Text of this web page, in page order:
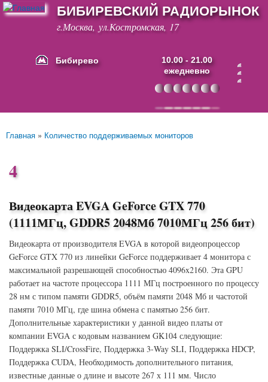
Перейти к
основному
содержанию
БИБИРЕВСКИЙ РАДИОРЫНОК
г.Москва, ул.Костромская, 17
Бибирево
10.00 - 21.00
ежедневно
Основные ссылки
Вы здесь
Главная » Количество поддерживаемых мониторов
4
Видеокарта EVGA GeForce GTX 770
(1111МГц, GDDR5 2048Мб 7010МГц 256 бит)
Видеокарта от производителя EVGA в которой видеопроцессор
GeForce GTX 770 из линейки GeForce поддерживает 4 монитора с
максимальной разрешающей способностью 4096x2160. Эта GPU
работает на частоте процессора 1111 МГц построенного по процессу
28 нм с типом памяти GDDR5, объём памяти 2048 Мб и частотой
памяти 7010 МГц, где шина обмена с памятью 256 бит.
Дополнительные характеристики у данной видео платы от
компании EVGA с кодовым названием GK104 следующие:
Поддержка SLI/CrossFire, Поддержка 3-Way SLI, Поддержка HDCP,
Поддержка CUDA, Необходимость дополнительного питания,
известные данные о длине и высоте 267 х 111 мм. Число